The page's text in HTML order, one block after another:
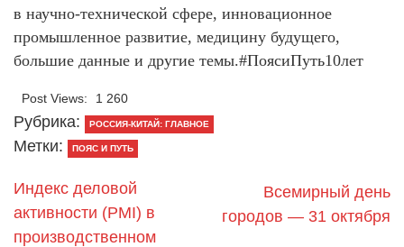
в научно-технической сфере, инновационное
промышленное развитие, медицину будущего,
большие данные и другие темы.#ПоясиПуть10лет
Post Views: 1 260
Рубрика: РОССИЯ-КИТАЙ: ГЛАВНОЕ
Метки: ПОЯС И ПУТЬ
Индекс деловой
активности (PMI) в
производственном
Всемирный день
городов — 31 октября